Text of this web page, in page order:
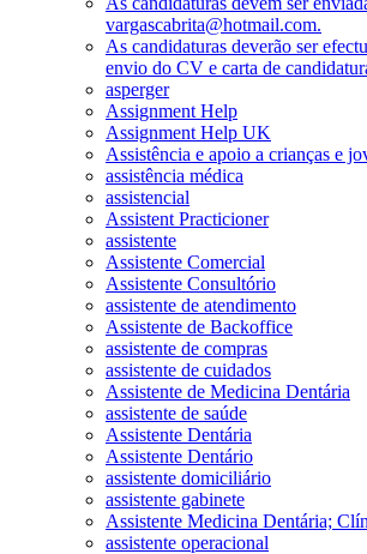
vargascabrita@hotmail.com.
As candidaturas deverão ser
envio do CV e carta de
asperger
Assignment Help
Assignment Help UK
Assistência e apoio a crianças e
assistência médica
assistencial
Assistent Practicioner
assistente
Assistente Comercial
Assistente Consultório
assistente de atendimento
Assistente de Backoffice
assistente de compras
assistente de cuidados
Assistente de Medicina Dentária
assistente de saúde
Assistente Dentária
Assistente Dentário
assistente domiciliário
assistente gabinete
Assistente Medicina Dentária;
assistente operacional